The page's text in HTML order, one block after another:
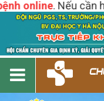
. Nếu cần hỗ